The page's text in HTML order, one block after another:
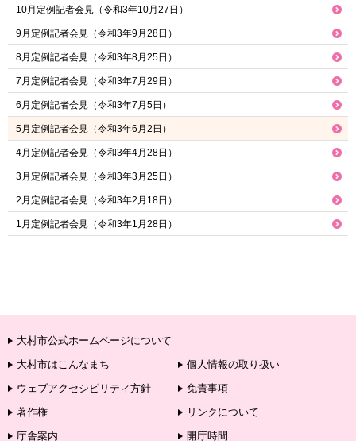
10月定例記者会見（令和3年10月27日）
9月定例記者会見（令和3年9月28日）
8月定例記者会見（令和3年8月25日）
7月定例記者会見（令和3年7月29日）
6月定例記者会見（令和3年7月5日）
5月定例記者会見（令和3年6月2日）
4月定例記者会見（令和3年4月28日）
3月定例記者会見（令和3年3月25日）
2月定例記者会見（令和3年2月18日）
1月定例記者会見（令和3年1月28日）
大村市公式ホームページについて
大村市はこんなまち
個人情報の取り扱い
ウェブアクセシビリティ方針
免責事項
著作権
リンクについて
庁舎案内
開庁時間